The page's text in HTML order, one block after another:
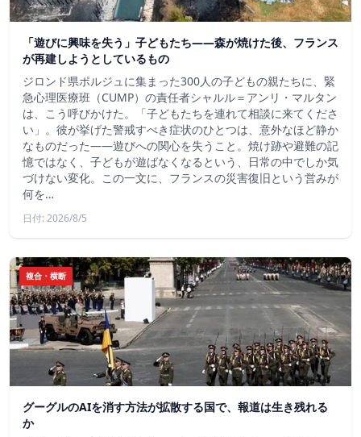
「遊びに興味を失う」子どもたち——森が焼けた後、フランス
が再建しようとしているもの
ジロンド県ポルジュに集まった300人の子どもの親たちに、緊
急心理医療班（CUMP）の責任者シャルル＝アンリ・マルタン
は、こう呼びかけた。「子どもたちを連れて相談に来てくださ
い」。彼が挙げた警戒すべき症状のひとつは、意外なほど静か
なものだった――遊びへの関心を失うこと。焼け跡や避難の記
憶ではなく、子どもが遊ばなくなるという、日常の中でしか気
づけない変化。この一文に、フランスの災害復旧という営みが
何を…
日付: 2026/8/5
複合・横断
グーグルのAIを消す方法が拡散する国で、報道は生き残れる
か